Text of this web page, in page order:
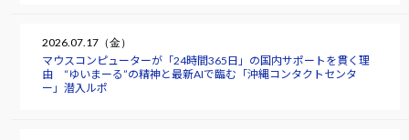
2026.07.17（金）
マウスコンピューターが「24時間365日」の国内サポートを貫く理
由 “ゆいまーる”の精神と最新AIで臨む「沖縄コンタクトセンタ
ー」潜入ルポ